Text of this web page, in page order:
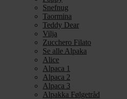
Snefnug
Taormina
Teddy Dear
Vilja
Zucchero Filato
Se alle Alpaka
Alice
Alpaca 1
Alpaca 2
Alpaca 3
Alpakka Følgetråd